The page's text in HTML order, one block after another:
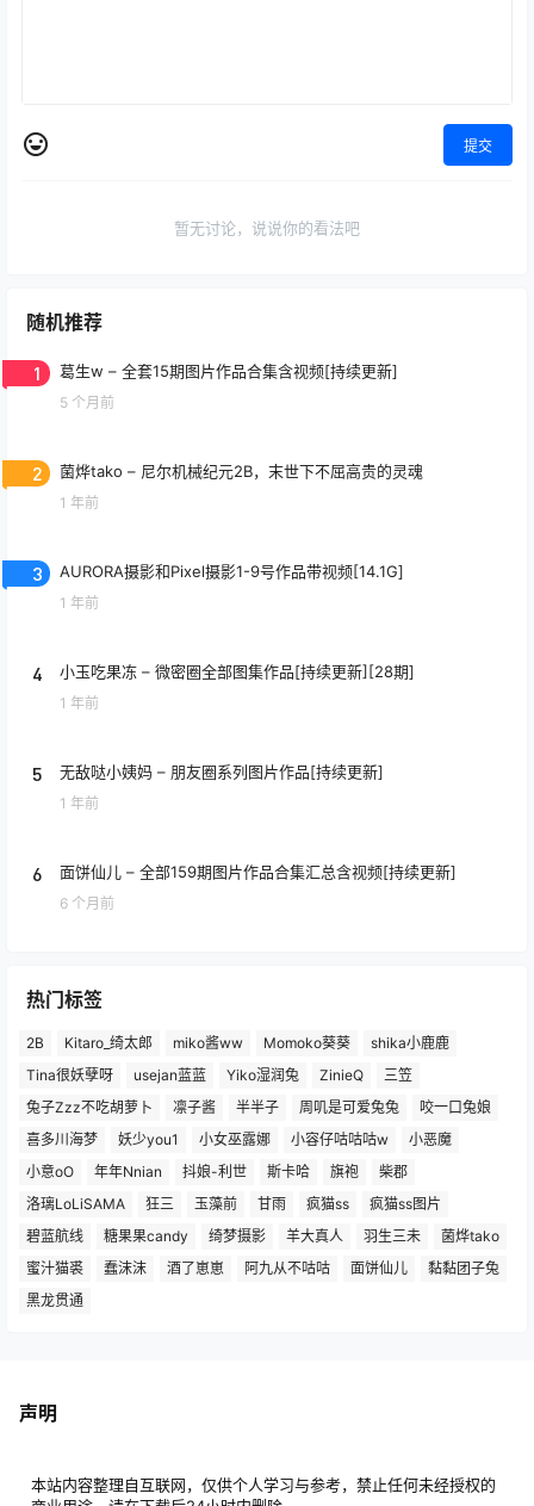
提交
暂无讨论，说说你的看法吧
随机推荐
1 葛生w – 全套15期图片作品合集含视频[持续更新]
5 个月前
2 菌烨tako – 尼尔机械纪元2B，末世下不屈高贵的灵魂
1 年前
3 AURORA摄影和Pixel摄影1-9号作品带视频[14.1G]
1 年前
4 小玉吃果冻 – 微密圈全部图集作品[持续更新][28期]
1 年前
5 无敌哒小姨妈 – 朋友圈系列图片作品[持续更新]
1 年前
6 面饼仙儿 – 全部159期图片作品合集汇总含视频[持续更新]
6 个月前
热门标签
2B Kitaro_绮太郎 miko酱ww Momoko葵葵
shika小鹿鹿
Tina很妖孽呀
usejan蓝蓝 Yiko湿润兔 ZinieQ
三笠
兔子Zzz不吃胡萝卜
凛子酱 半半子 周叽是可爱兔兔
咬一口兔娘
喜多川海梦
妖少you1 小女巫露娜 小容仔咕咕咕w
小恶魔
小意oO
年年Nnian 抖娘-利世 斯卡哈 旗袍
柴郡
洛璃LoLiSAMA
狂三 玉藻前 甘雨 疯猫ss
疯猫ss图片
碧蓝航线
糖果果candy 绮梦摄影 羊大真人 羽生三未
菌烨tako
蜜汁猫裘
蠢沫沫 酒了崽崽 阿九从不咕咕 面饼仙儿
黏黏团子兔
黑龙贯通
声明
本站内容整理自互联网，仅供个人学习与参考，禁止任何未经授权的